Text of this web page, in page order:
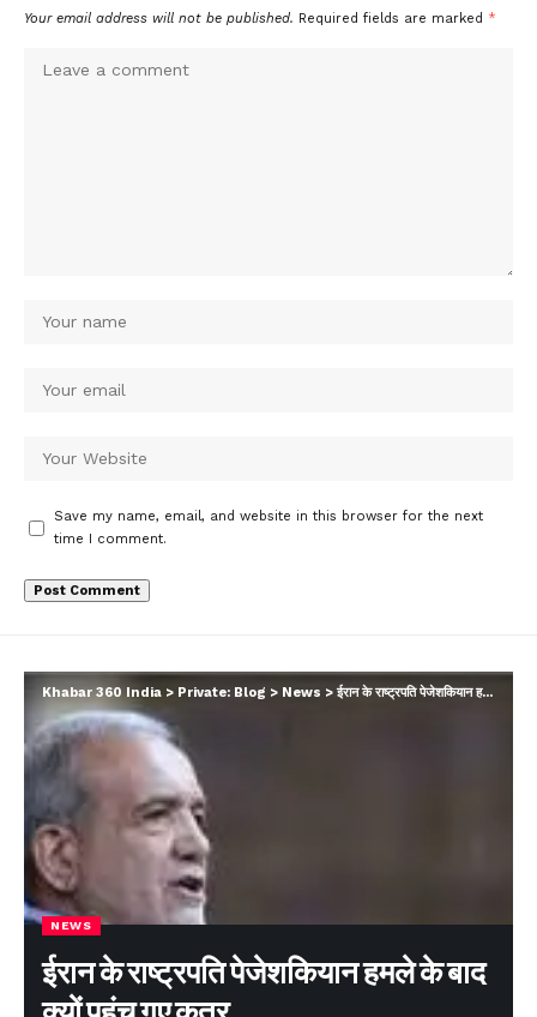
Your email address will not be published. Required fields are marked *
Save my name, email, and website in this browser for the next
time I comment.
Khabar 360 India > Private: Blog > News > ईरान के राष्ट्रपति पेजेशकियान हमले के बाद क्यों पहुंच गए कतर
NEWS
ईरान के राष्ट्रपति पेजेशकियान हमले के बाद